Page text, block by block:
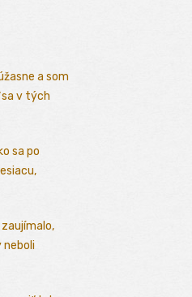
a som
sa v tých
sa po
neboli